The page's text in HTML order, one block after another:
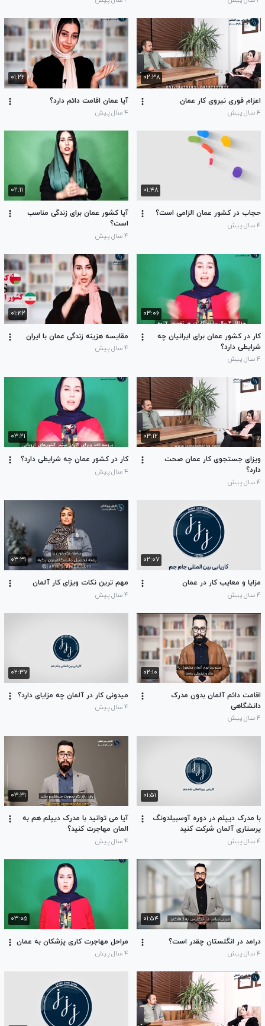
۰۲:۳۸
اعزام فوری نیروی کار عمان
۴ سال پیش
۰۱:۲۲
آیا عمان اقامت دائم دارد؟
۴ سال پیش
۰۱:۴۸
حجاب در کشور عمان الزامی است؟
۴ سال پیش
۰۲:۱۱
آیا کشور عمان برای زندگی مناسب
است؟
۴ سال پیش
۰۳:۰۶
کار در کشور عمان برای ایرانیان چه
شرایطی دارد؟
۴ سال پیش
۰۱:۴۲
مقایسه هزینه زندگی عمان با ایران
۴ سال پیش
۰۳:۱۲
ویزای جستجوی کار عمان صحت
دارد؟
۴ سال پیش
۰۳:۲۱
کار در کشور عمان چه شرایطی دارد؟
۴ سال پیش
۰۲:۰۷
مزایا و معایب کار در عمان
۴ سال پیش
۰۳:۳۱
مهم ترین نکات ویزای کار آلمان
۴ سال پیش
۰۲:۱۰
اقامت دائم آلمان بدون مدرک
دانشگاهی
۴ سال پیش
۰۲:۳۷
میدونی کار در آلمان چه مزایای دارد؟
۴ سال پیش
۰۱:۵۱
با مدرک دیپلم در دوره آوسبیلدونگ
پرستاری آلمان شرکت کنید
۴ سال پیش
۰۳:۳۱
آیا می توانید با مدرک دیپلم هم به
المان مهاجرت کنید؟
۴ سال پیش
۰۱:۵۴
درامد در انگلستان چقدر است؟
۴ سال پیش
۰۳:۰۵
مراحل مهاجرت کاری پزشکان به عمان
۴ سال پیش